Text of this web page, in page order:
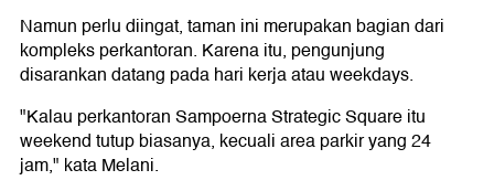
Namun perlu diingat, taman ini merupakan bagian dari
kompleks perkantoran. Karena itu, pengunjung
disarankan datang pada hari kerja atau weekdays.
"Kalau perkantoran Sampoerna Strategic Square itu
weekend tutup biasanya, kecuali area parkir yang 24
jam," kata Melani.